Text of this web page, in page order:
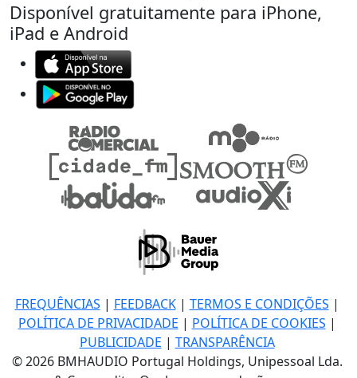
Disponível gratuitamente para iPhone,
iPad e Android
FREQUÊNCIAS | FEEDBACK| TERMOS E CONDIÇÕES |
POLÍTICA DE PRIVACIDADE | POLÍTICA DE COOKIES |
PUBLICIDADE | TRANSPARÊNCIA
© 2026 BMHAUDIO Portugal Holdings, Unipessoal Lda.